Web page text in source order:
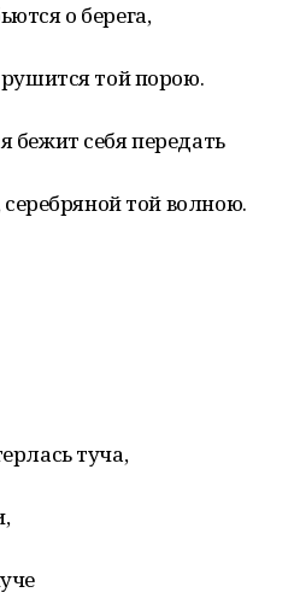
о берега,
рушится той порою.
бежит себя передать
той волною.
туча,